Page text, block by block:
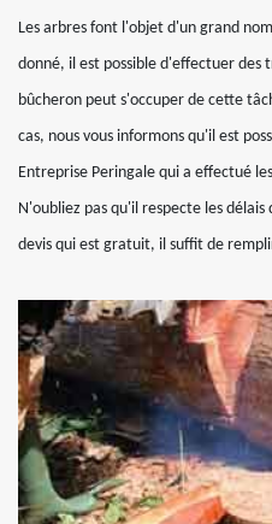
Les arbres font l'objet d'un grand
donné, il est possible d'effectuer des
bûcheron peut s'occuper de cette
cas, nous vous informons qu'il est
Entreprise Peringale qui a effectué
N'oubliez pas qu'il respecte les délais
devis qui est gratuit, il suffit de